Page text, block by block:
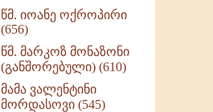
მონაზვნური
გამოცდილების
ოთხი ასეული თავი
სიყვარულის შესახებ
(259)
წმ. იოანე ოქროპირი
(656)
წმ. მარკოზ მონაზონი
(განშორებული) (610)
მამა ვალენტინი
მორდასოვი (545)